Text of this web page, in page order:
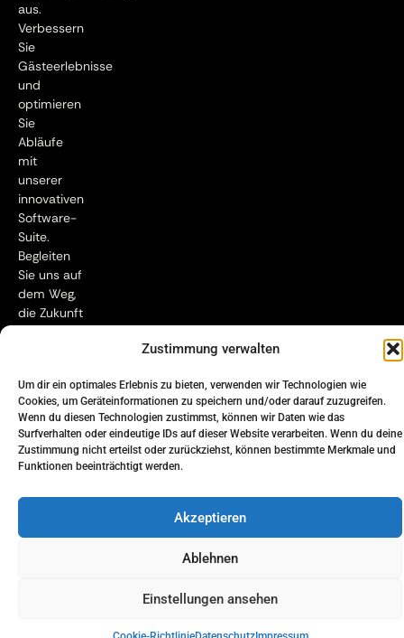
Zustimmung verwalten
Um dir ein optimales Erlebnis zu bieten, verwenden wir Technologien wie
Cookies, um Geräteinformationen zu speichern und/oder darauf zuzugreifen.
Wenn du diesen Technologien zustimmst, können wir Daten wie das
Surfverhalten oder eindeutige IDs auf dieser Website verarbeiten. Wenn du deine
Zustimmung nicht erteilst oder zurückziehst, können bestimmte Merkmale und
Funktionen beeinträchtigt werden.
Akzeptieren
Ablehnen
Einstellungen ansehen
aus.
Verbessern
Sie
Gästeerlebnisse
und
optimieren
Sie
Abläufe
mit
unserer
innovativen
Software-
Suite.
Begleiten
Sie uns auf
dem Weg,
die Zukunft
gestalten.
Copyright © 2025 Hotel 360°
DatenschutzerklärungImpressum